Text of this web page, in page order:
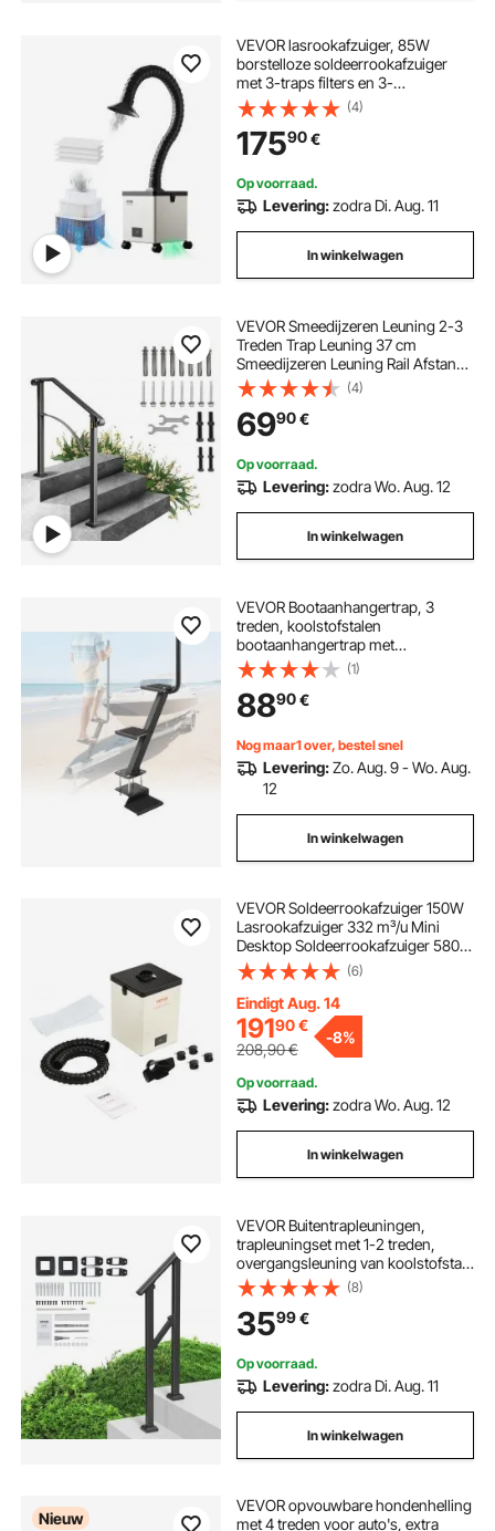
VEVOR lasrookafzuiger, 85W
borstelloze soldeerrookafzuiger
met 3-traps filters en 3-
snelheidsregeling, 200 m³/u
soldeerrookafzuiger voor solderen,
graveren, doe-het-zelf lassen,
salon
(4)
17590€
Op voorraad.
Levering:zodra Di. Aug. 11
In winkelwagen
VEVOR Smeedijzeren Leuning 2-3
Treden Trap Leuning 37 cm
Smeedijzeren Leuning Rail Afstand
Tussen Palen 71 cm Outdoor Indoor
Trapleuning voor Tuinen
Woongebouwen Commerciële
Kantoorgebouwen Zwart
(4)
6990€
Op voorraad.
Levering:zodra Wo. Aug. 12
In winkelwagen
VEVOR Bootaanhangertrap, 3
treden, koolstofstalen
bootaanhangertrap met
handgreep, antislipoppervlak en
een montagehoek van 55°, geschikt
voor frames van 3x3/3x5/4x4
inch, vloermontage
(1)
8890€
Nog maar1 over, bestel snel
Levering:Zo. Aug. 9 - Wo. Aug.
12
In winkelwagen
VEVOR Soldeerrookafzuiger 150W
Lasrookafzuiger 332 m³/u Mini
Desktop Soldeerrookafzuiger 5800
tpm 3-traps filter
Soldeerrookafzuiging voor
soldeerstations en
laswerkzaamheden
(6)
Eindigt Aug. 14
19190€
208,90€
-8%
Op voorraad.
Levering:zodra Wo. Aug. 12
In winkelwagen
VEVOR Buitentrapleuningen,
trapleuningset met 1-2 treden,
overgangsleuning van koolstofstaal
met montageset, trapleuning voor
senioren, betonnen treden,
veranda en terras, zwarte vierkante
buis
(8)
3599€
Op voorraad.
Levering:zodra Di. Aug. 11
In winkelwagen
Nieuw
VEVOR opvouwbare hondenhelling
met 4 treden voor auto's, extra